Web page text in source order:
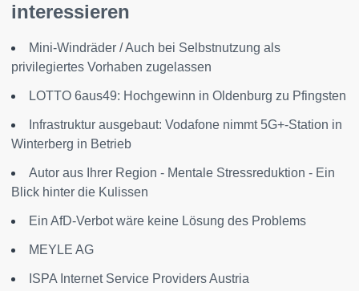
interessieren
Mini-Windräder / Auch bei Selbstnutzung als
privilegiertes Vorhaben zugelassen
LOTTO 6aus49: Hochgewinn in Oldenburg zu Pfingsten
Infrastruktur ausgebaut: Vodafone nimmt 5G+-Station in
Winterberg in Betrieb
Autor aus Ihrer Region - Mentale Stressreduktion - Ein
Blick hinter die Kulissen
Ein AfD-Verbot wäre keine Lösung des Problems
MEYLE AG
ISPA Internet Service Providers Austria